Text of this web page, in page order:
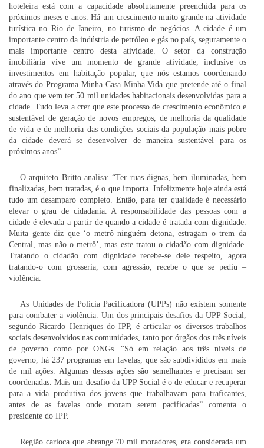
hoteleira está com a capacidade absolutamente preenchida para os
próximos meses e anos. Há um crescimento muito grande na atividade
turística no Rio de Janeiro, no turismo de negócios. A cidade é um
importante centro da indústria de petróleo e gás no país, seguramente o
mais importante centro desta atividade. O setor da construção
imobiliária vive um momento de grande atividade, inclusive os
investimentos em habitação popular, que nós estamos coordenando
através do Programa Minha Casa Minha Vida que pretende até o final
do ano que vem ter 50 mil unidades habitacionais desenvolvidas para a
cidade. Tudo leva a crer que este processo de crescimento econômico e
sustentável de geração de novos empregos, de melhoria da qualidade
de vida e de melhoria das condições sociais da população mais pobre
da cidade deverá se desenvolver de maneira sustentável para os
próximos anos”.
O arquiteto Britto analisa: “Ter ruas dignas, bem iluminadas, bem
finalizadas, bem tratadas, é o que importa. Infelizmente hoje ainda está
tudo um desamparo completo. Então, para ter qualidade é necessário
elevar o grau de cidadania. A responsabilidade das pessoas com a
cidade é elevada a partir de quando a cidade é tratada com dignidade.
Muita gente diz que ‘o metrô ninguém detona, estragam o trem da
Central, mas não o metrô’, mas este tratou o cidadão com dignidade.
Tratando o cidadão com dignidade recebe-se dele respeito, agora
tratando-o com grosseria, com agressão, recebe o que se pediu –
violência.
As Unidades de Polícia Pacificadora (UPPs) não existem somente
para combater a violência. Um dos principais desafios da UPP Social,
segundo Ricardo Henriques do IPP, é articular os diversos trabalhos
sociais desenvolvidos nas comunidades, tanto por órgãos dos três níveis
de governo como por ONGs. “Só em relação aos três níveis de
governo, há 237 programas em favelas, que são subdivididos em mais
de mil ações. Algumas dessas ações são semelhantes e precisam ser
coordenadas. Mais um desafio da UPP Social é o de educar e recuperar
para a vida produtiva dos jovens que trabalhavam para traficantes,
antes de as favelas onde moram serem pacificadas” comenta o
presidente do IPP.
Região carioca que abrange 70 mil moradores, era considerada um